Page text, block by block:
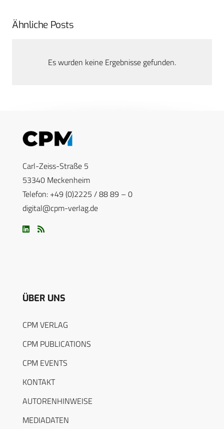
Ähnliche Posts
Es wurden keine Ergebnisse gefunden.
Carl-Zeiss-Straße 5
53340 Meckenheim
Telefon: +49 (0)2225 / 88 89 – 0
digital@cpm-verlag.de
ÜBER UNS
CPM VERLAG
CPM PUBLICATIONS
CPM EVENTS
KONTAKT
AUTORENHINWEISE
MEDIADATEN